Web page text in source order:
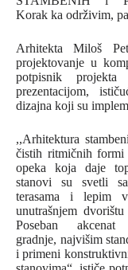
Korak ka održivim,
Arhitekta Miloš
projektovanje u
potpisnik
prezentacijom,
dizajna koji su
,,Arhitektura
čistih ritmičnih
opeka koja daje
stanovi su svetli
terasama i lepim
unutrašnjem
Poseban
gradnje, najvišim
i primeni